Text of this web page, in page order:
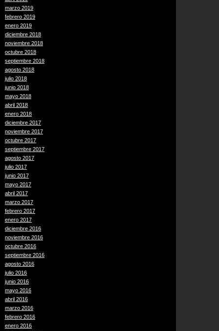
marzo 2019
febrero 2019
enero 2019
diciembre 2018
noviembre 2018
octubre 2018
septiembre 2018
agosto 2018
julio 2018
junio 2018
mayo 2018
abril 2018
enero 2018
diciembre 2017
noviembre 2017
octubre 2017
septiembre 2017
agosto 2017
julio 2017
junio 2017
mayo 2017
abril 2017
marzo 2017
febrero 2017
enero 2017
diciembre 2016
noviembre 2016
octubre 2016
septiembre 2016
agosto 2016
julio 2016
junio 2016
mayo 2016
abril 2016
marzo 2016
febrero 2016
enero 2016